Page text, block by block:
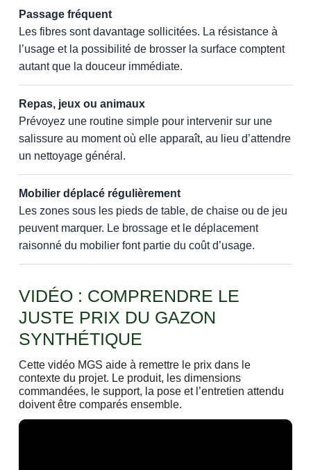
Passage fréquent
Les fibres sont davantage sollicitées. La résistance à
l’usage et la possibilité de brosser la surface comptent
autant que la douceur immédiate.
Repas, jeux ou animaux
Prévoyez une routine simple pour intervenir sur une
salissure au moment où elle apparaît, au lieu d’attendre
un nettoyage général.
Mobilier déplacé régulièrement
Les zones sous les pieds de table, de chaise ou de jeu
peuvent marquer. Le brossage et le déplacement
raisonné du mobilier font partie du coût d’usage.
VIDÉO : COMPRENDRE LE
JUSTE PRIX DU GAZON
SYNTHÉTIQUE
Cette vidéo MGS aide à remettre le prix dans le
contexte du projet. Le produit, les dimensions
commandées, le support, la pose et l’entretien attendu
doivent être comparés ensemble.